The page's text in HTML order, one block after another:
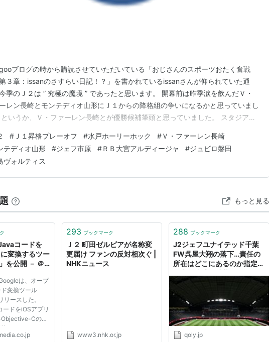
ブログの時から購読させていただいている「おじさんのスポーツおたく奮戦
３章：issanのさすらい日記！？」を書かれているissanさんが仰られていた通
季のＪ２は ” 究極の魔境 ” であったと思います。 開幕前は昨季涙を飲んだＶ・
レン長崎とモンテディオ山形にＪ１からの降格組の争いになるかと思っていまし
いうか、Ｖ・ファーレン長崎とが優勝候補筆頭と思っていました。 スタジアム
思われるタレントもいますし。 確か今年から背番号も１０番になったような。
ていたら、まずオリジナル１０…
# Ｊ１昇格プレーオフ #水戸ホーリーホック #Ｖ・ファーレン長崎
テディオ山形 #ジェフ市原 #ＲＢ大宮アルディージャ #ジュビロ磐田
ヴォルティス
もっと見る
コードを
変換するツー
を公開 － ＠
は、オープ
変換ツール
リースした。
ドをiOSアプリ
Cのソ
できる。
ソースブログ
293 ブックマーク
Ｊ２ 町田ゼルビアが名称変
更届け ファンの反対相次ぐ |
NHKニュース
www3.nhk.or.jp
288 ブックマーク
J2ジェフユナイテッド千葉
FW呉屋大翔の落下…責任の
所在はどこにあるのか指定管
直撃｜Qoly サッカーニュー
ス
qoly.jp